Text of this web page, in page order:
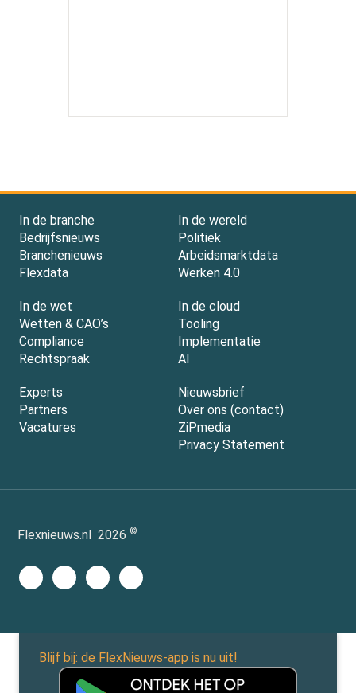
In de branche
Bedrijfsnieuws
Branchenieuws
Flexdata
In de wereld
Politiek
Arbeidsmarktdata
Werken 4.0
In de wet
Wetten & CAO’s
Compliance
Rechtspraak
In de cloud
Tooling
Implementatie
AI
Experts
Partners
Vacatures
Nieuwsbrief
Over ons (contact)
ZiPmedia
Privacy Statement
Flexnieuws.nl 2026 ©
Blijf bij: de FlexNieuws-app is nu uit!